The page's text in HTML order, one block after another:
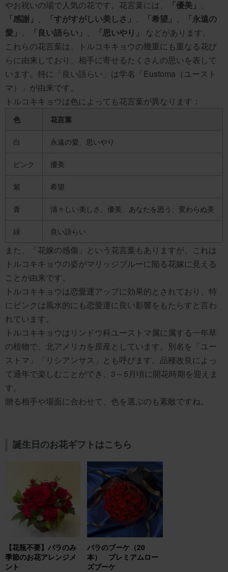
やお祝いの場で人気の花です。花言葉には、
「優美」 、
「感謝」 、 「すがすがしい美しさ」 、 「希望」 、
「永遠の
愛」 、 「良い語らい」 、 「思いやり」
などがあります。
これらの花言葉は、トルコキキョウの幾重にも重なる花び
らに由来しており、相手に寄せるたくさんの思いを表して
います。特に「良い語らい」は学名「Eustoma（ユースト
マ）」が由来です。
トルコキキョウは色によっても花言葉が異なります：
色 花言葉
白 永遠の愛、思いやり
ピンク 優美
紫 希望
青 清々しい美しさ、優美、あなたを思う、変わらぬ美
緑 良い語らい
また、「花嫁の感傷」という花言葉もありますが、これは
トルコキキョウの姿がマリッジブルーに陥る花嫁に見える
ことが由来です。
トルコキキョウは恋愛運アップに効果的とされており、特
にピンクは風水的にも恋愛運に良い影響をもたらすと言わ
れています。
トルコキキョウはリンドウ科ユーストマ属に属する一年草
の植物で、北アメリカを原産としています。別名を「ユー
ストマ」「リシアンサス」とも呼びます。品種改良によっ
て通年で楽しむことができ、3～5月頃に開花時期を迎えま
す。
贈る相手や場面に合わせて、色を選ぶのも素敵ですね。
誕生日のお花ギフトはこちら
【花瓶不要】バラのみ
季節のお花アレンジメ
ント
バラのブーケ（20
本） プレミアムロー
ズブーケ